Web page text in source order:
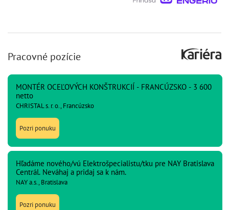
Pracovné pozície
MONTÉR OCEĽOVÝCH KONŠTRUKCIÍ - FRANCÚZSKO - 3 600
netto
CHRISTAL s. r. o., Francúzsko
Pozri ponuku
Hľadáme nového/vú Elektrošpecialistu/tku pre NAY Bratislava
Centrál. Neváhaj a pridaj sa k nám.
NAY a.s., Bratislava
Pozri ponuku